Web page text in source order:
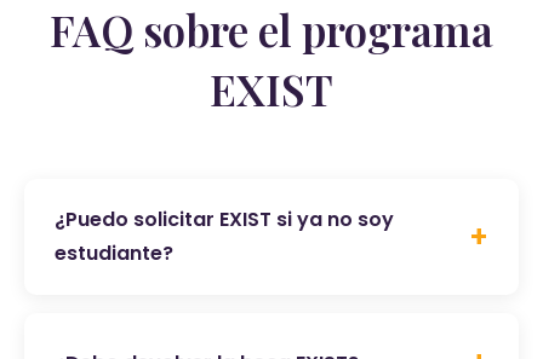
FAQ sobre el programa
EXIST
¿Puedo solicitar EXIST si ya no soy
estudiante?